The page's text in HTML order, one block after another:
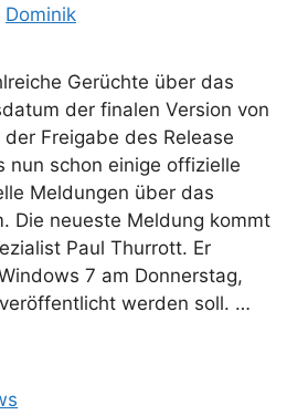
Dominik
Gerüchte über das
der finalen Version von
Freigabe des Release
nun schon einige offizielle
Meldungen über das
Die neueste Meldung kommt
Paul Thurrott. Er
7 am Donnerstag,
werden soll. …